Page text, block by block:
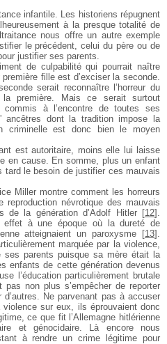
infantile. Les historiens répugnent
à la presque totalité de
nous offre un autreexemple
leprécédent, celui du père ou de
justifier ses parents.
de culpabilité qui pourrait naître
première fille est d’exciser la seconde.
serait reconnaître l’horreur du
première. Mais ce serait surtout
commis à l’encontre de toutes ses
ancêtres dont la tradition impose la
criminelle est donc bien le moyen
est autoritaire, moins elle lui laisse
en cause. En somme, plus un enfant
tard le besoin dejustifier ces mauvais
Miller montre comment les horreurs
reproduction névrotique des mauvais
de la génération d’Adolf Hitler[12] .
effet à une époque où la dureté de
atteignaient un paroxysme [13] .
marquée par la violence,
ses parents puisque sa mère était la
enfants de cette génération devenus
l’éducation particulièrement brutale
pas non plus s’empêcher de reporter
d’autres. Ne parvenant pas à accuser
violence sur eux, ils éprouvaientdonc
ce que fitl’Allemagne hitlérienne
et génocidaire. Là encore nous
à rendre un crime légitime pour